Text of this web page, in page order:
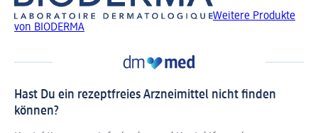
Weitere Produkte
von BIODERMA
Hast Du ein rezeptfreies Arzneimittel nicht finden
können?